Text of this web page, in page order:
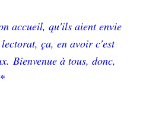
accueil, qu'ils aient envie
ça, en avoir c'est
Bienvenue à tous, donc,
*